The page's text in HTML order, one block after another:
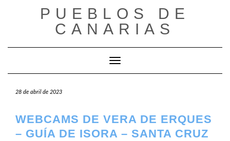
PUEBLOS DE
CANARIAS
Cambiar modo de navegación
28 de abril de 2023
WEBCAMS DE VERA DE ERQUES
– GUÍA DE ISORA – SANTA CRUZ